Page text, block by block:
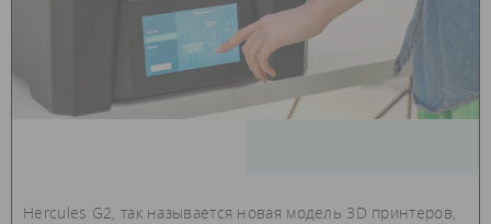
Hercules G2, так называется новая модель 3D принтеров,